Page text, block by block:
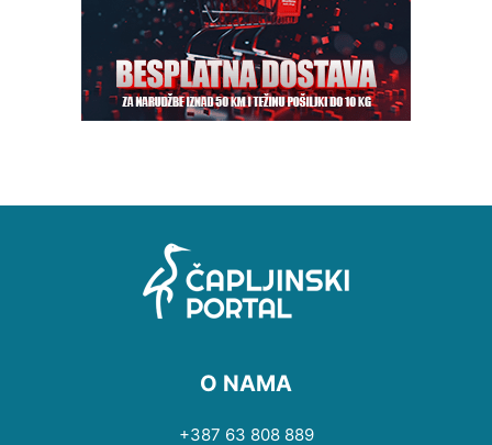
O NAMA
+387 63 808 889